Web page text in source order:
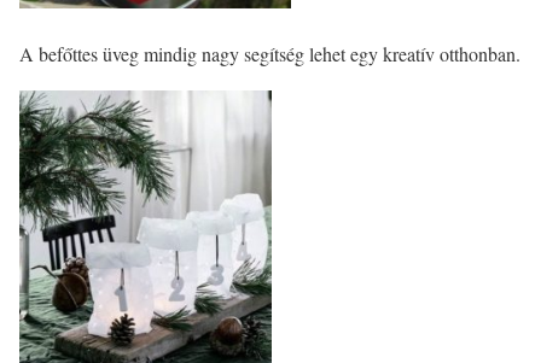
A befőttes üveg mindig nagy segítség lehet egy kreatív otthonban.